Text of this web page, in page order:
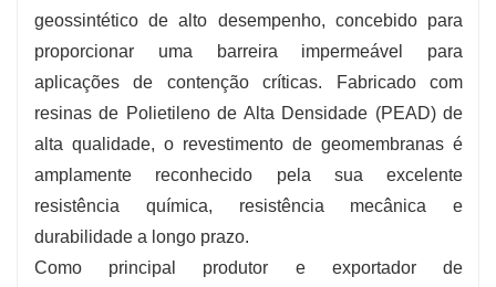
geossintético de alto desempenho, concebido para
proporcionar uma barreira impermeável para
aplicações de contenção críticas. Fabricado com
resinas de Polietileno de Alta Densidade (PEAD) de
alta qualidade, o revestimento de geomembranas é
amplamente reconhecido pela sua excelente
resistência química, resistência mecânica e
durabilidade a longo prazo.
Como principal produtor e exportador de